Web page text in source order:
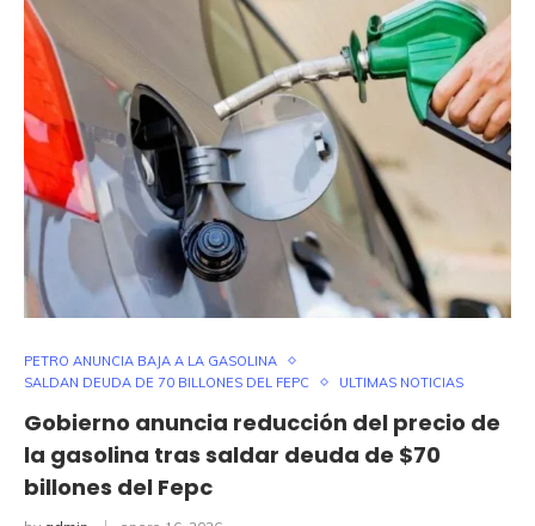
PETRO ANUNCIA BAJA A LA GASOLINA
SALDAN DEUDA DE 70 BILLONES DEL FEPC
ULTIMAS NOTICIAS
Gobierno anuncia reducción del precio de
la gasolina tras saldar deuda de $70
billones del Fepc